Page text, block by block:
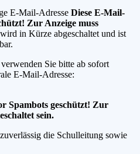
E-Mail-Adresse Diese E-Mail-
Zur Anzeige muss
wird in Kürze abgeschaltet und ist
Sie bitte ab sofort
E-Mail-Adresse:
Spambots geschützt! Zur
sein.
die Schulleitung sowie